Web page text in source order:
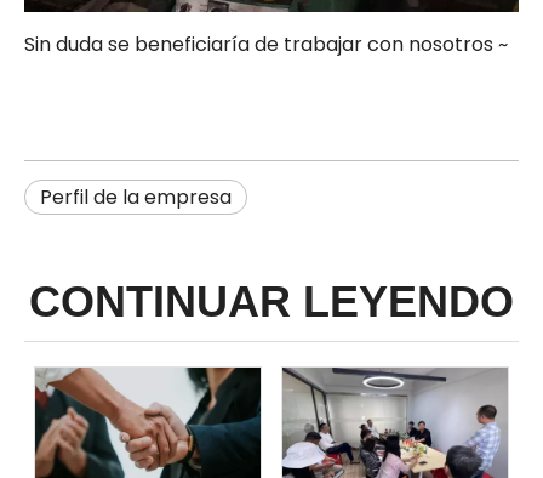
Sin duda se beneficiaría de trabajar con nosotros ~
Perfil de la empresa
CONTINUAR LEYENDO